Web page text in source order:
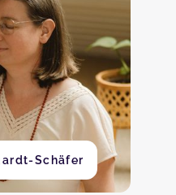
Schäfer